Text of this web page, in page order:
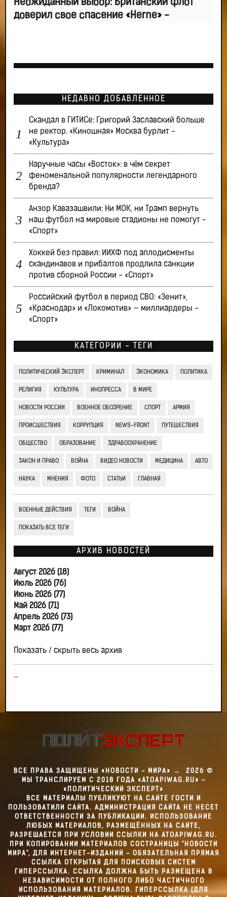
Неожиданный выбор: Британский флот
доверил свое спасение «Herne» -
НЕДАВНО ДОБАВЛЕННОЕ
Скандал в ГИТИСе: Григорий Заславский больше
не ректор. «Киношная» Москва бурлит -
«Культура»
Наручные часы «Восток»: в чём секрет
феноменальной популярности легендарного
бренда?
Анзор Кавазашвили: Ни МОК, ни Трамп вернуть
наш футбол на мировые стадионы не помогут -
«Спорт»
Хоккей без правил: ИИХФ под аплодисменты
скандинавов и прибалтов продлила санкции
против сборной России - «Спорт»
Российский футбол в период СВО: «Зенит»,
«Краснодар» и «Локомотив» — миллиардеры -
«Спорт»
КАТЕГОРИИ - ТЕГИ
ПОЛИТИЧЕСКИЙ ЭКСПЕРТ КРИМИНАЛ ЭКОНОМИКА ПОЛИТИКА
РЕЛИГИЯ КУЛЬТУРА ИНОПРЕССА В МИРЕ
НОВОСТИ РОССИИ ВОЕННОЕ ОБОЗРЕНИЕ СПОРТ АРМИЯ
ПРОИСШЕСТВИЯ КОРРУПЦИЯ NEWS-FRONT ПУТЕШЕСТВИЯ
ОБЩЕСТВО ОБРАЗОВАНИЕ ЗДРАВООХРАНЕНИЕ
ЗАКОН И ПРАВО ВОЙНА ВИДЕО НОВОСТИ МЕДИЦИНА АВТО
НАУКА МНЕНИЯ ФОТО СТАТЬИ ГЛАВНАЯ
ВОЕННЫЕ ДЕЙСТВИЯ ТЕГИ ВОЙНА
ПОКАЗАТЬ ВСЕ ТЕГИ
АРХИВ НОВОСТЕЙ
Август 2026 (18)
Июль 2026 (76)
Июнь 2026 (77)
Май 2026 (71)
Апрель 2026 (73)
Март 2026 (77)
Показать / скрыть весь архив
...
ВСЕ ПРАВА ЗАЩИЩЕНЫ «НОВОСТИ - МИРА» → 2026 ©
МЫ ТРАНСЛИРУЕМ С 2018 ГОДА «ATOAPIWAG.RU» -
«ПОЛИТИЧЕСКИЙ ЭКСПЕРТ»
ВСЕ МАТЕРИАЛЫ ПУБЛИКУЮТ НА САЙТЕ ГОСТИ И
ПОЛЬЗОВАТИЛИ САЙТА. АДМИНИСТРАЦИЯ САЙТА НЕ НЕСЕТ
ОТВЕТСТВЕННОСТИ ЗА ПУБЛИКАЦИИ. ИСПОЛЬЗОВАНИЕ
ЛЮБЫХ МАТЕРИАЛОВ, РАЗМЕЩЁННЫХ НА САЙТЕ,
РАЗРЕШАЕТСЯ ПРИ УСЛОВИИ ССЫЛКИ НА ATOAPIWAG.RU.
ПРИ КОПИРОВАНИИ МАТЕРИАЛОВ СОСТРАНИЦЫ "НОВОСТИ
МИРА", ДЛЯ ИНТЕРНЕТ-ИЗДАНИЙ - ОБЯЗАТЕЛЬНАЯ ПРЯМАЯ
ССЫЛКА ОТКРЫТАЯ ДЛЯ ПОИСКОВЫХ СИСТЕМ
ГИПЕРССЫЛКА. ССЫЛКА ДОЛЖНА БЫТЬ РАЗМЕЩЕНА В
НЕЗАВИСИМОСТИ ОТ ПОЛНОГО ЛИБО ЧАСТИЧНОГО
ИСПОЛЬЗОВАНИЯ МАТЕРИАЛОВ. ГИПЕРССЫЛКА (ДЛЯ